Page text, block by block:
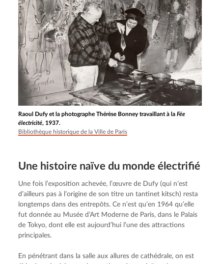
Raoul Dufy et la photographe Thérèse Bonney travaillant à laFée
électricité, 1937.
Bibliothèque historique de la Ville de Paris
Une histoire naïve du monde électrifié
Une fois l’exposition achevée, l’œuvre de Dufy (qui n’est
d’ailleurs pas à l’origine de son titre un tantinet kitsch) resta
longtemps dans des entrepôts. Ce n’est qu’en 1964 qu’elle
fut donnée au Musée d’Art Moderne de Paris, dans le Palais
de Tokyo, dont elle est aujourd’hui l’une des attractions
principales.
En pénétrant dans la salle aux allures de cathédrale, on est